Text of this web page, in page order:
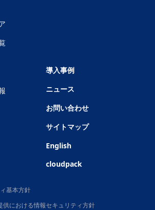
導入事例
ニュース
お問い合わせ
サイトマップ
English
cloudpack
基本方針
供における情報セキュリティ方針